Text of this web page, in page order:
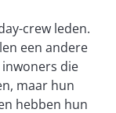
crew leden.
een andere
die
maar hun
hebben hun